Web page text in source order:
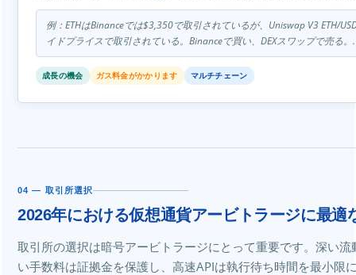
例：ETHはBinanceでは$3,350で取引されているが、Uniswap V3 ETH/
イドプライスで取引されている。Binanceで買い、DEXスワップで売る。.
成長の機会 ガス料金がかかります マルチチェーン
04 — 取引所選択
2026年における仮想通貨アービトラージに最適
取引所の選択は暗号アービトラージにとって重要です。深い
い手数料は証拠金を保護し、高速APIは執行待ち時間を最小限